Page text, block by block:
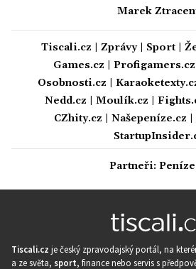
Marek
Tiscali.cz Zprávy| Sport|
Games.cz
Profigamers.cz
Osobnosti.cz
Nedd.cz
Moulík.cz
CZhity.cz
Našepeníze.cz
Partneři:
Tiscali.cz je český zpravodajský portál, na
a ze světa, sport, finance nebo servis s